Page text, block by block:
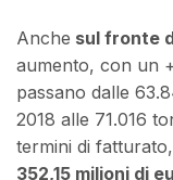
Anche sul fronte
aumento, con un
passano dalle
2018 alle 71.016
termini di
352,15 milioni di